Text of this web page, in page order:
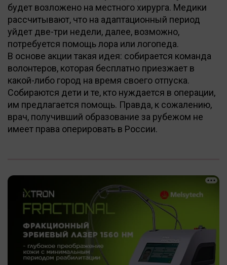
будет возложено на местного хирурга. Медики
рассчитывают, что на адаптационный период
уйдет две-три недели, далее, возможно,
потребуется помощь лора или логопеда.
В основе акции такая идея: собирается команда
волонтеров, которая бесплатно приезжает в
какой-либо город на время своего отпуска.
Собираются дети и те, кто нуждается в операции,
им предлагается помощь. Правда, к сожалению,
врач, получивший образование за рубежом не
имеет права оперировать в России.